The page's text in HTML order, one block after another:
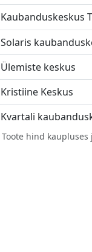
Kaubanduskeskus
Solaris
Ülemiste keskus
Kristiine Keskus
Kvartali
Toote hind